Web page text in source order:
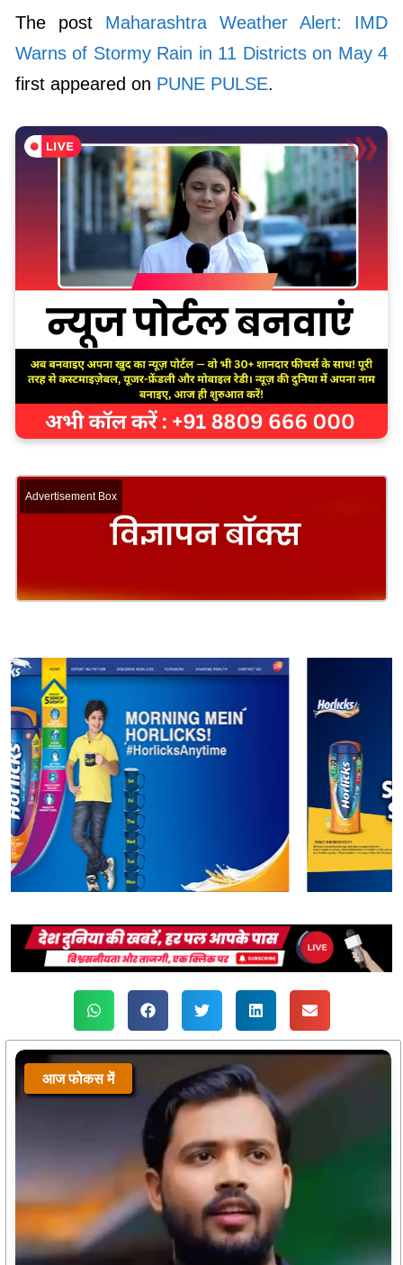
The post Maharashtra Weather Alert: IMD
Warns of Stormy Rain in 11 Districts on May 4
first appeared on PUNE PULSE.
Advertisement Box
आज फोकस में
आज फोकस में